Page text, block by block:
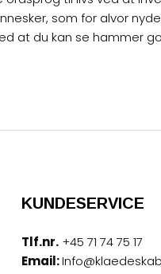
som for alvor
at du kan se hammer
KUNDESERVICE
Tlf.nr. +45 71 74 75 17
Email: